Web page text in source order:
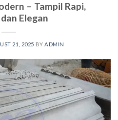
– Tampil Rapi,
Elegan
21, 2025 BYADMIN